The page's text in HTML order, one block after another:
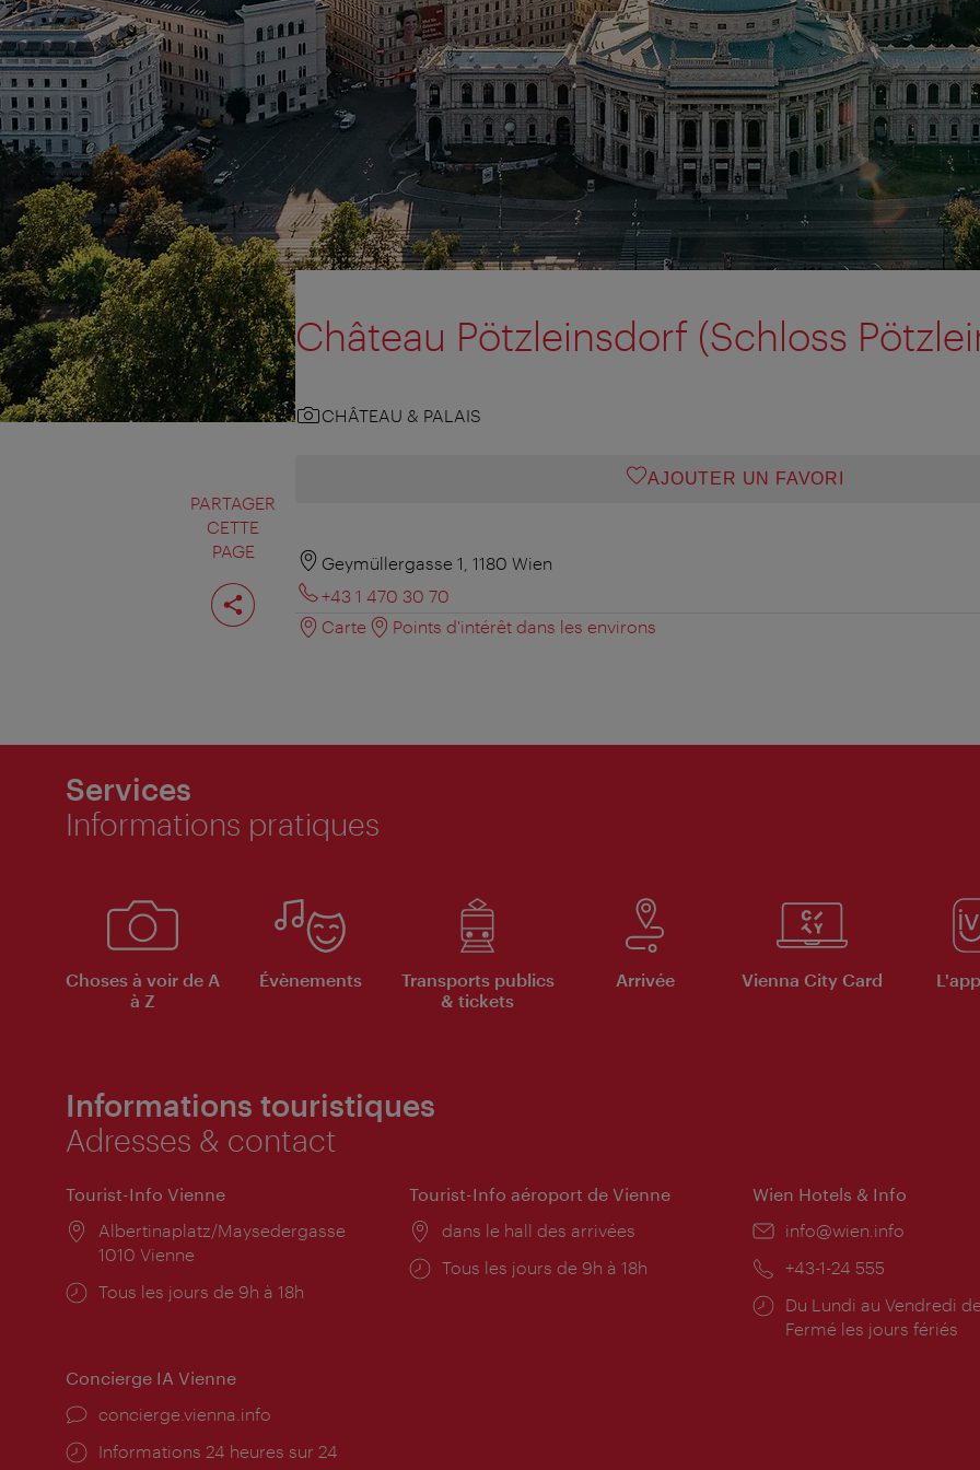
PARTAGER
CETTE
PAGE
Partager
cette
page
Château Pötzleinsdorf (Schloss
CHÂTEAU & PALAIS
AJOUTER UN FAVORI
Geymüllergasse 1, 1180 Wien
+43 1 470 30 70
Carte
Points d'intérêt dans les environs
Services
Informations pratiques
Choses à voir de A
à Z
Évènements
Transports publics
& tickets
Arrivée Vienna City Card
Informations touristiques
Adresses & contact
Tourist-Info Vienne
Lieu:
Albertinaplatz/Maysedergasse
1010 Vienne
Horaires
Tous les jours de 9h à 18h
Tourist-Info aéroport de Vienne
Lieu:
dans le hall des arrivées
Horaires
Tous les jours de 9h à 18h
Wien Hotels & Info
E-
info@wien.info
Téléphone:
+43-1-24 555
Horaires
d'ouverture:
Du Lundi au Vendredi
Fermé les jours fériés
Concierge IA Vienne
Ort:
concierge.vienna.info
Öffnungszeiten:
Informations 24 heures sur 24